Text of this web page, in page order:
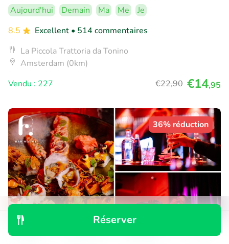
Réserver
Aujourd'hui Demain Ma Me
Je
8.5
Excellent • 514 commentaires
La Piccola Trattoria da Tonino
Amsterdam (0km)
Vendu : 227
€22,90 €14,95
36% réduction